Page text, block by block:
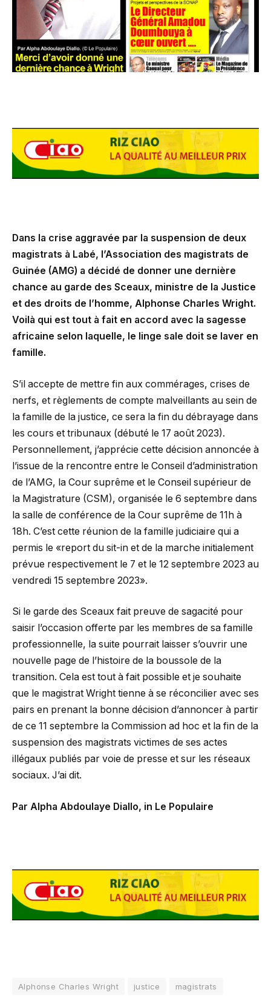
Dans la crise aggravée par la suspension de deux
magistrats à Labé, l’Association des magistrats de
Guinée (AMG) a décidé de donner une dernière
chance au garde des Sceaux, ministre de la Justice
et des droits de l’homme, Alphonse Charles Wright.
Voilà qui est tout à fait en accord avec la sagesse
africaine selon laquelle, le linge sale doit se laver en
famille.
S’il accepte de mettre fin aux commérages, crises de
nerfs, et règlements de compte malveillants au sein de
la famille de la justice, ce sera la fin du débrayage dans
les cours et tribunaux (débuté le 17 août 2023).
Personnellement, j’apprécie cette décision annoncée à
l’issue de la rencontre entre le Conseil d’administration
de l’AMG, la Cour suprême et le Conseil supérieur de
la Magistrature (CSM), organisée le 6 septembre dans
la salle de conférence de la Cour suprême de 11h à
18h. C’est cette réunion de la famille judiciaire qui a
permis le «report du sit-in et de la marche initialement
prévue respectivement le 7 et le 12 septembre 2023 au
vendredi 15 septembre 2023».
Si le garde des Sceaux fait preuve de sagacité pour
saisir l’occasion offerte par les membres de sa famille
professionnelle, la suite pourrait laisser s’ouvrir une
nouvelle page de l’histoire de la boussole de la
transition. Cela est tout à fait possible et je souhaite
que le magistrat Wright tienne à se réconcilier avec ses
pairs en prenant la bonne décision d’annoncer à partir
de ce 11 septembre la Commission ad hoc et la fin de la
suspension des magistrats victimes de ses actes
illégaux publiés par voie de presse et sur les réseaux
sociaux. J’ai dit.
Par Alpha Abdoulaye Diallo, in Le Populaire
Alphonse Charles Wright justice magistrats